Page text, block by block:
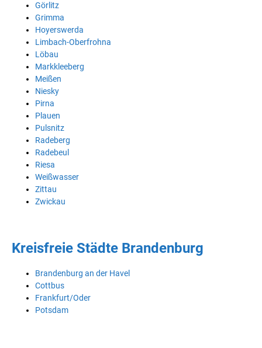
Görlitz
Grimma
Hoyerswerda
Limbach-Oberfrohna
Löbau
Markkleeberg
Meißen
Niesky
Pirna
Plauen
Pulsnitz
Radeberg
Radebeul
Riesa
Weißwasser
Zittau
Zwickau
Kreisfreie Städte Brandenburg
Brandenburg an der Havel
Cottbus
Frankfurt/Oder
Potsdam